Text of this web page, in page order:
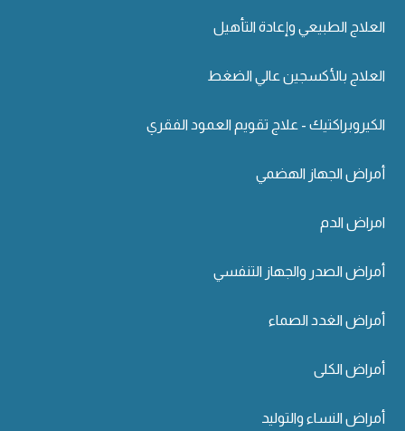
العلاج الطبيعي وإعادة التأهيل
العلاج بالأكسجين عالي الضغط
الكيروبراكتيك - علاج تقويم العمود الفقري
أمراض الجهاز الهضمي
امراض الدم
أمراض الصدر والجهاز التنفسي
أمراض الغدد الصماء
أمراض الكلى
أمراض النساء والتوليد